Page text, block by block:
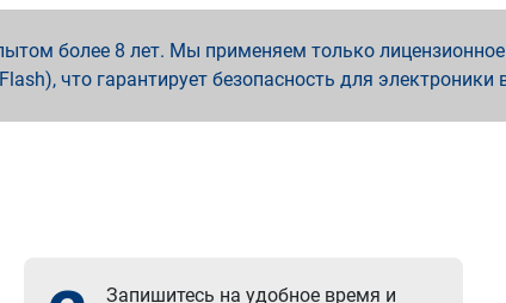
более 8 лет. Мы применяем только
что гарантирует безопасность для электроники
Запишитесь на удобное время и